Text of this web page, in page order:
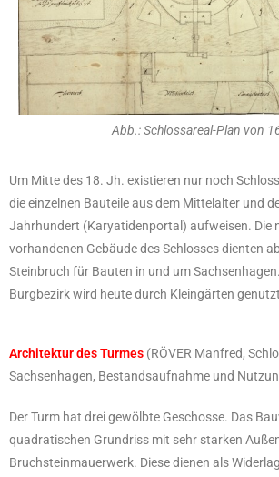
Abb.: Schlossareal-Plan von
Um Mitte des 18. Jh. existieren nur noch
die einzelnen Bauteile aus dem Mittelalter und
Jahrhundert (Karyatidenportal) aufweisen. Die
vorhandenen Gebäude des Schlosses dienten
Steinbruch für Bauten in und um
Burgbezirk wird heute durch Kleingärten
Architektur des Turmes (RÖVER Manfred,
Sachsenhagen, Bestandsaufnahme und
Der Turm hat drei gewölbte Geschosse. Das
quadratischen Grundriss mit sehr starken
Bruchsteinmauerwerk. Diese dienen als